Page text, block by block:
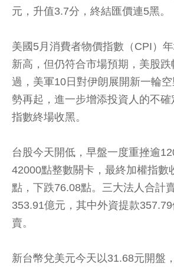
元，升值3.7分，終結匯價連5黑。
美國5月消費者物價指數（CPI）
新高，但仍符合市場預期，美股
過，美軍10日對伊朗展開新一輪
勢再起，進一步增添投資人的不
指數終場收黑。
台股今天開低，早盤一度重挫逾
42000點整數關卡，最終加權指數
點，下跌76.08點。三大法人合計
353.91億元，其中外資提款
賣。
新台幣兌美元今天以31.68元開盤